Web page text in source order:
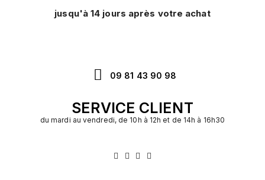
jusqu'à 14 jours après votre achat
09 81 43 90 98
SERVICE CLIENT
du mardi au vendredi, de 10h à 12h et de 14h à 16h30